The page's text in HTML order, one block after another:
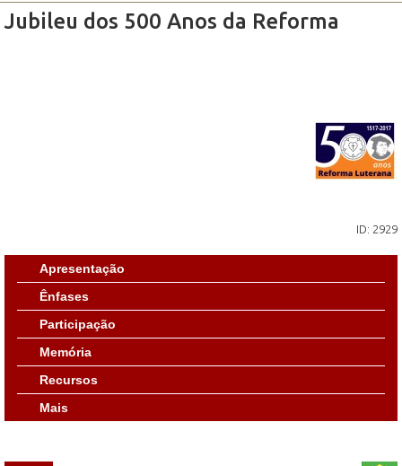
Jubileu dos 500 Anos da Reforma
ID: 2929
Apresentação
Ênfases
Participação
Memória
Recursos
Mais